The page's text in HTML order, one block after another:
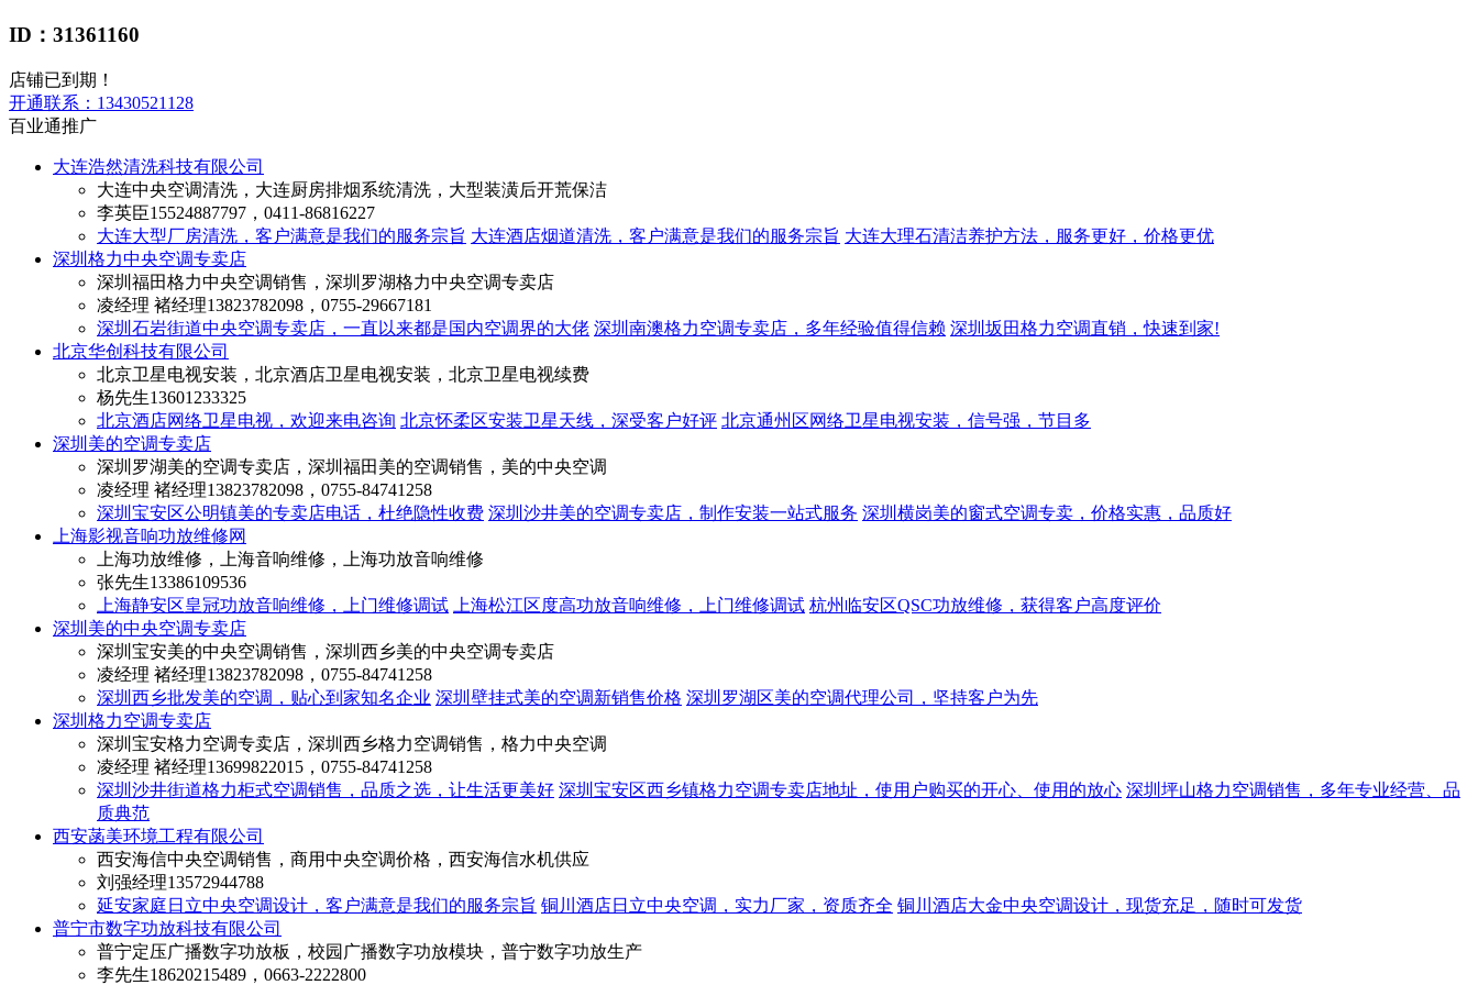
ID：31361160
店铺已到期！
开通联系： 13430521128
百业通推广
大连浩然清洗科技有限公司
大连中央空调清洗，大连厨房排烟系统清洗，大型装潢后开荒保洁
李英臣15524887797，0411-86816227
大连大型厂房清洗，客户满意是我们的服务宗旨 大连酒店烟道清洗，客户满意是我们的服务宗旨 大连大理石清洁养护方法，服务更好，价格更优
深圳格力中央空调专卖店
深圳福田格力中央空调销售，深圳罗湖格力中央空调专卖店
凌经理 褚经理13823782098，0755-29667181
深圳石岩街道中央空调专卖店，一直以来都是国内空调界的大佬 深圳南澳格力空调专卖店，多年经验值得信赖 深圳坂田格力空调直销，快速到家!
北京华创科技有限公司
北京卫星电视安装，北京酒店卫星电视安装，北京卫星电视续费
杨先生13601233325
北京酒店网络卫星电视，欢迎来电咨询 北京怀柔区安装卫星天线，深受客户好评 北京通州区网络卫星电视安装，信号强，节目多
深圳美的空调专卖店
深圳罗湖美的空调专卖店，深圳福田美的空调销售，美的中央空调
凌经理 褚经理13823782098，0755-84741258
深圳宝安区公明镇美的专卖店电话，杜绝隐性收费 深圳沙井美的空调专卖店，制作安装一站式服务 深圳横岗美的窗式空调专卖，价格实惠，品质好
上海影视音响功放维修网
上海功放维修，上海音响维修，上海功放音响维修
张先生13386109536
上海静安区皇冠功放音响维修，上门维修调试 上海松江区度高功放音响维修，上门维修调试 杭州临安区QSC功放维修，获得客户高度评价
深圳美的中央空调专卖店
深圳宝安美的中央空调销售，深圳西乡美的中央空调专卖店
凌经理 褚经理13823782098，0755-84741258
深圳西乡批发美的空调，贴心到家知名企业 深圳壁挂式美的空调新销售价格 深圳罗湖区美的空调代理公司，坚持客户为先
深圳格力空调专卖店
深圳宝安格力空调专卖店，深圳西乡格力空调销售，格力中央空调
凌经理 褚经理13699822015，0755-84741258
深圳沙井街道格力柜式空调销售，品质之选，让生活更美好 深圳宝安区西乡镇格力空调专卖店地址，使用户购买的开心、使用的放心 深圳坪山格力空调销售，多年专业经营、品
质典范
西安菡美环境工程有限公司
西安海信中央空调销售，商用中央空调价格，西安海信水机供应
刘强经理13572944788
延安家庭日立中央空调设计，客户满意是我们的服务宗旨 铜川酒店日立中央空调，实力厂家，资质齐全 铜川酒店大金中央空调设计，现货充足，随时可发货
普宁市数字功放科技有限公司
普宁定压广播数字功放板，校园广播数字功放模块，普宁数字功放生产
李先生18620215489，0663-2222800